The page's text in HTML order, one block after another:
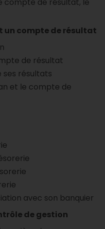
un compte de résultat
de résultat
résultats
et le compte de
avec son banquier
de gestion